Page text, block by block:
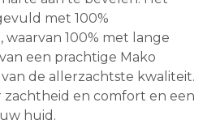
met 100%
waarvan 100% met lange
een prachtige Mako
de allerzachtste kwaliteit.
zachtheid en comfort en een
huid.